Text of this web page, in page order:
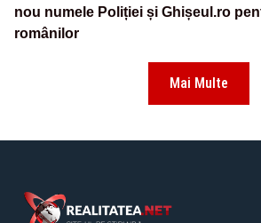
nou numele Poliției și Ghișeul.ro
românilor
Mai Multe